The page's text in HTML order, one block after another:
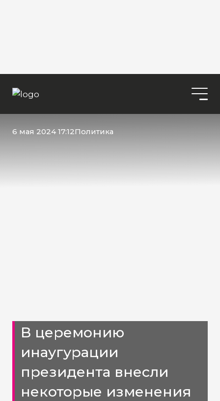
6 мая 2024 17:12Политика
В церемонию
инаугурации
президента внесли
некоторые изменения